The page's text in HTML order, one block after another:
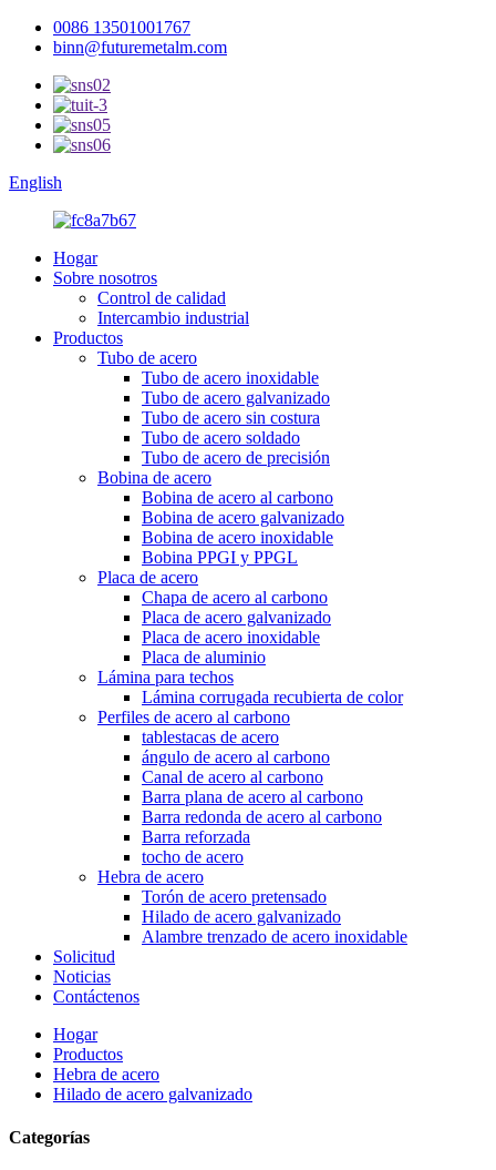
0086 13501001767
binn@futuremetalm.com
English
Hogar
Sobre nosotros
Control de calidad
Intercambio industrial
Productos
Tubo de acero
Tubo de acero inoxidable
Tubo de acero galvanizado
Tubo de acero sin costura
Tubo de acero soldado
Tubo de acero de precisión
Bobina de acero
Bobina de acero al carbono
Bobina de acero galvanizado
Bobina de acero inoxidable
Bobina PPGI y PPGL
Placa de acero
Chapa de acero al carbono
Placa de acero galvanizado
Placa de acero inoxidable
Placa de aluminio
Lámina para techos
Lámina corrugada recubierta de color
Perfiles de acero al carbono
tablestacas de acero
ángulo de acero al carbono
Canal de acero al carbono
Barra plana de acero al carbono
Barra redonda de acero al carbono
Barra reforzada
tocho de acero
Hebra de acero
Torón de acero pretensado
Hilado de acero galvanizado
Alambre trenzado de acero inoxidable
Solicitud
Noticias
Contáctenos
Hogar
Productos
Hebra de acero
Hilado de acero galvanizado
Categorías